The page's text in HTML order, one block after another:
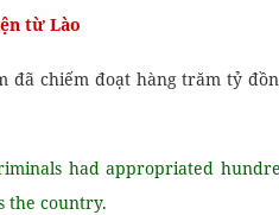
từ Lào
đã chiếm đoạt hàng trăm tỷ
had appropriated
the country.